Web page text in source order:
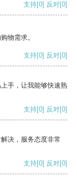
支持[0] 反对[0]
物需求。
支持[0] 反对[0]
手，让我能够快速熟
支持[0] 反对[0]
决，服务态度非常
支持[0] 反对[0]